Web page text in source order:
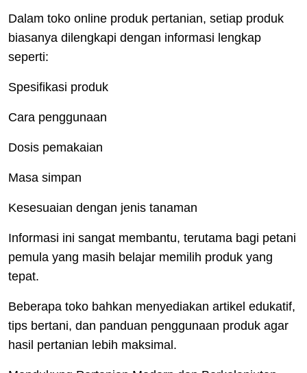
Dalam toko online produk pertanian, setiap produk
biasanya dilengkapi dengan informasi lengkap
seperti:
Spesifikasi produk
Cara penggunaan
Dosis pemakaian
Masa simpan
Kesesuaian dengan jenis tanaman
Informasi ini sangat membantu, terutama bagi petani
pemula yang masih belajar memilih produk yang
tepat.
Beberapa toko bahkan menyediakan artikel edukatif,
tips bertani, dan panduan penggunaan produk agar
hasil pertanian lebih maksimal.